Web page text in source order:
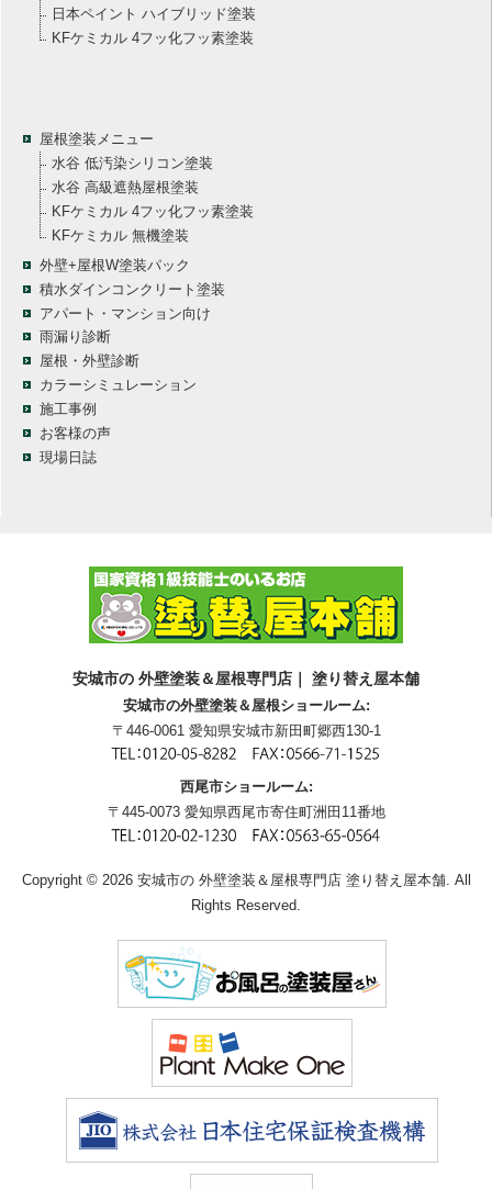
日本ペイント ハイブリッド塗装
KFケミカル 4フッ化フッ素塗装
屋根塗装メニュー
水谷 低汚染シリコン塗装
水谷 高級遮熱屋根塗装
KFケミカル 4フッ化フッ素塗装
KFケミカル 無機塗装
外壁+屋根W塗装パック
積水ダインコンクリート塗装
アパート・マンション向け
雨漏り診断
屋根・外壁診断
カラーシミュレーション
施工事例
お客様の声
現場日誌
安城市の 外壁塗装＆屋根専門店｜ 塗り替え屋本舗
安城市の外壁塗装＆屋根ショールーム:
〒446-0061 愛知県安城市新田町郷西130-1
西尾市ショールーム:
〒445-0073 愛知県西尾市寄住町洲田11番地
Copyright © 2026 安城市の 外壁塗装＆屋根専門店 塗り替え屋本舗. All
Rights Reserved.